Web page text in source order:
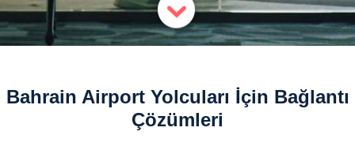
Bahrain Airport Yolcuları İçin Bağlantı
Çözümleri